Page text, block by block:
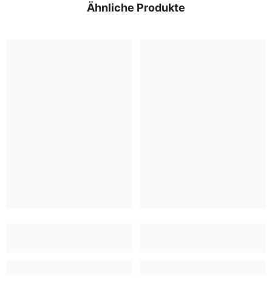
Ähnliche Produkte